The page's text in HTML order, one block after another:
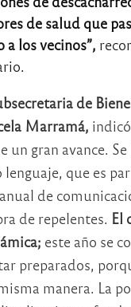
de salud que
a los vecinos”,
de
Marramá,
un gran avance.
lenguaje, que es
de
de repelentes. El
este año se
preparados,
manera. La